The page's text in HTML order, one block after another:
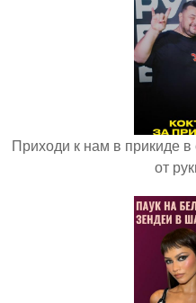
Приходи к нам в прикиде в
от